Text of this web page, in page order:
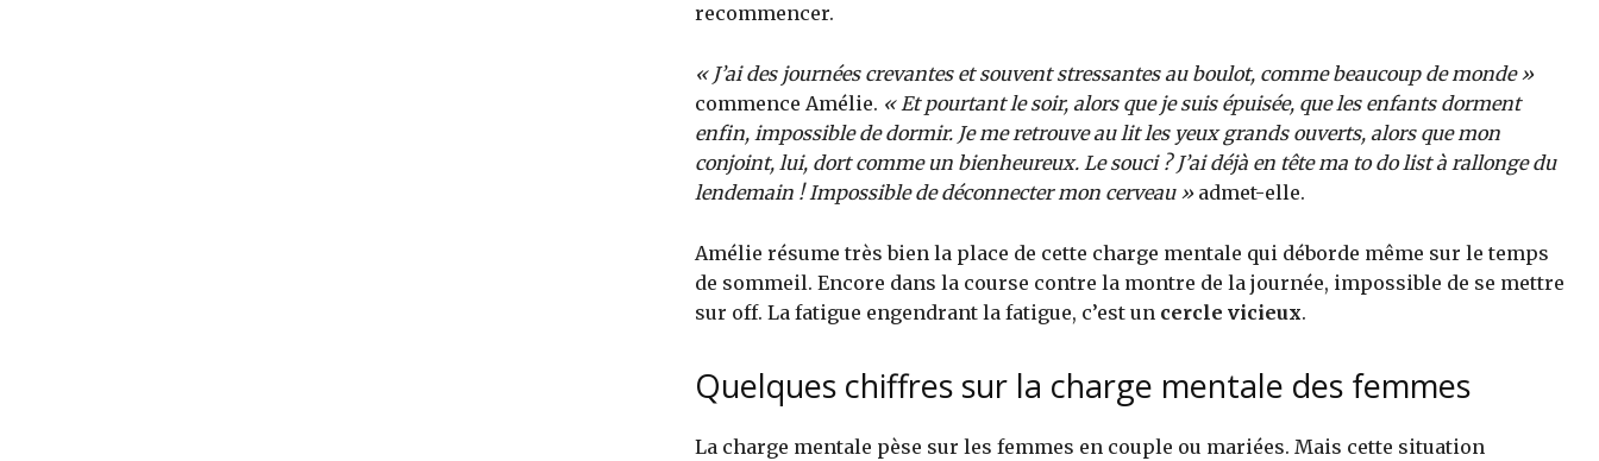
recommencer.
« J’ai des journées crevantes et souvent stressantes au boulot, comme beaucoup de monde »
commence Amélie. « Et pourtant le soir, alors que je suis épuisée, que les enfants dorment
enfin, impossible de dormir. Je me retrouve au lit les yeux grands ouverts, alors que mon
conjoint, lui, dort comme un bienheureux. Le souci ? J’ai déjà en tête ma to do list à rallonge du
lendemain ! Impossible de déconnecter mon cerveau »admet-elle.
Amélie résume très bien la place de cette charge mentale qui déborde même sur le temps
de sommeil. Encore dans la course contre la montre de la journée, impossible de se mettre
sur off. La fatigue engendrant la fatigue, c’est un cercle vicieux.
Quelques chiffres sur la charge mentale des femmes
La charge mentale pèse sur les femmes en couple ou mariées. Mais cette situation